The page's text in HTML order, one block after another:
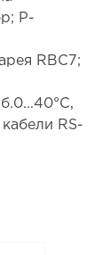
P-
RBC7;
RS-